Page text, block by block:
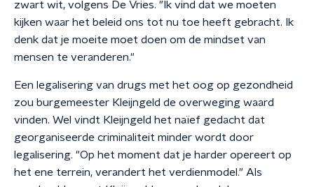
zwart wit, volgens De Vries. "Ik vind dat we moeten
kijken waar het beleid ons tot nu toe heeft gebracht. Ik
denk dat je moeite moet doen om de mindset van
mensen te veranderen."
Een legalisering van drugs met het oog op gezondheid
zou burgemeester Kleijngeld de overweging waard
vinden. Wel vindt Kleijngeld het naïef gedacht dat
georganiseerde criminaliteit minder wordt door
legalisering. "Op het moment dat je harder opereert op
het ene terrein, verandert het verdienmodel." Als